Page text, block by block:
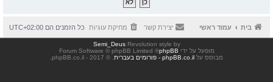
בית עמוד ראשי כל הזמנים הם UTC+02:00 מחיקת עוגיות יצירת קשר
Revolution style by
Semi_Deus
מופעל על ידי phpBB
® Forum Software © phpBB Limited
מבוסס על phpBB.co.il - פורומים בעברית . © 2017 - phpBB.co.il.